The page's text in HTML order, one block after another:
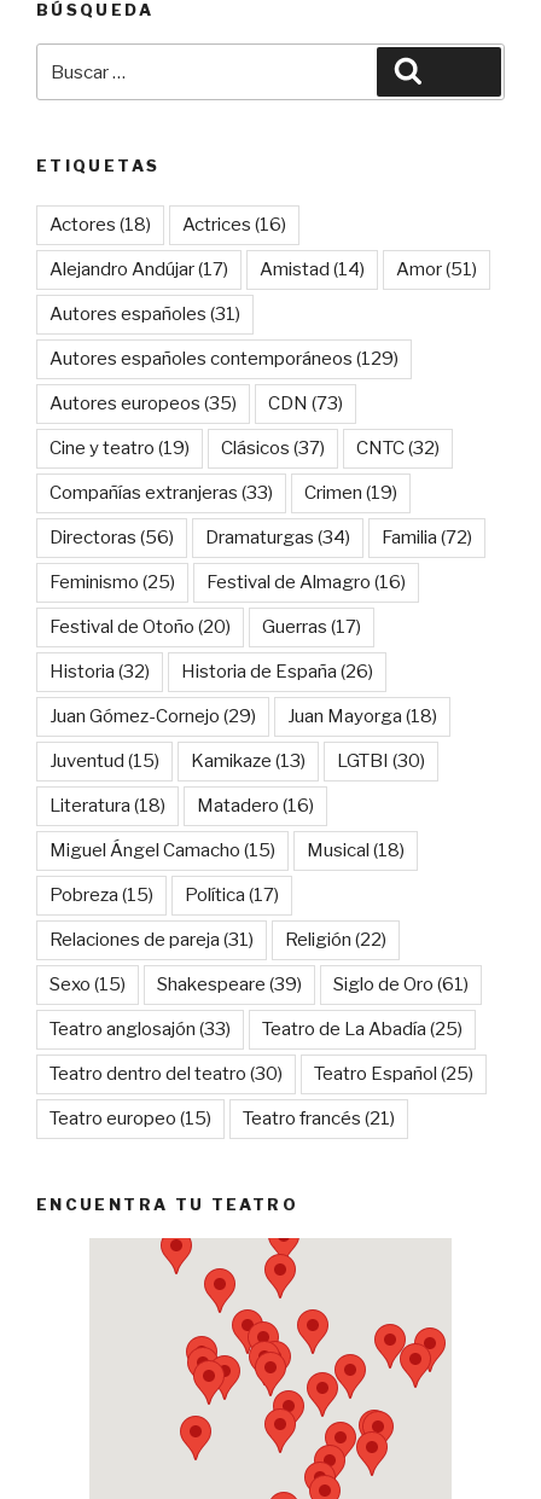
BÚSQUEDA
por:
ETIQUETAS
Actores (18) Actrices (16)
Alejandro Andújar(17) Amistad (14) Amor(51)
Autores españoles (31)
Autores españoles contemporáneos (129)
Autores europeos (35) CDN (73)
Cine y teatro (19) Clásicos (37) CNTC(32)
Compañías extranjeras (33) Crimen (19)
Directoras (56) Dramaturgas (34) Familia (72)
Feminismo (25) Festival de Almagro (16)
Festival de Otoño (20) Guerras (17)
Historia (32) Historia de España (26)
Juan Gómez-Cornejo (29) Juan Mayorga (18)
Juventud (15) Kamikaze (13) LGTBI (30)
Literatura (18) Matadero (16)
Miguel Ángel Camacho (15) Musical (18)
Pobreza (15) Política (17)
Relaciones de pareja (31) Religión (22)
Sexo (15) Shakespeare (39) Siglo de Oro (61)
Teatro anglosajón (33) Teatro de La Abadía (25)
Teatro dentro del teatro (30) Teatro Español (25)
Teatro europeo (15) Teatro francés (21)
ENCUENTRA TU TEATRO